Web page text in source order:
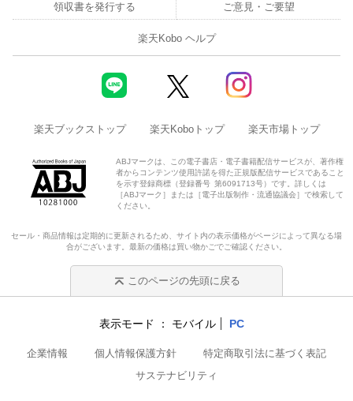
領収書を発行する ご意見・ご要望
楽天Kobo ヘルプ
楽天ブックストップ 楽天Koboトップ 楽天市場トップ
ABJマークは、この電子書店・電子書籍配信サービスが、著作権
者からコンテンツ使用許諾を得た正規版配信サービスであること
を示す登録商標（登録番号 第6091713号）です。詳しくは
［ABJマーク］または［電子出版制作・流通協議会］で検索して
ください。
セール・商品情報は定期的に更新されるため、サイト内の表示価格がページによって異なる場
合がございます。最新の価格は買い物かごでご確認ください。
このページの先頭に戻る
表示モード モバイル PC
企業情報 個人情報保護方針
特定商取引法に基づく表記
サステナビリティ